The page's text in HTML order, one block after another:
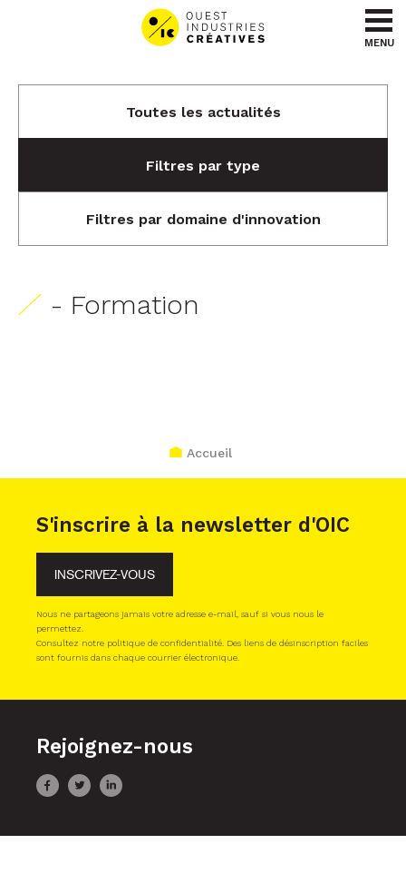
Aller au menu
Aller au contenu
MENU
Toutes les actualités
Filtres par type
Filtres par domaine d'innovation
- Formation
Accueil
S'inscrire à la newsletter d'OIC
INSCRIVEZ-VOUS
Nous ne partageons jamais votre adresse e-mail, sauf si vous nous le
permettez.
Consultez notre politique de confidentialité. Des liens de désinscription faciles
sont fournis dans chaque courrier électronique.
Rejoignez-nous